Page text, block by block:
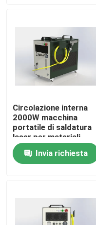
Spettacolo VR
Chi siamo
Controllo di qualità
Contattaci
Laser a fibra verde
Circolazione interna
2000W macchina
portatile di saldatura
laser per materiali
spessi e sottili
Invia richiesta